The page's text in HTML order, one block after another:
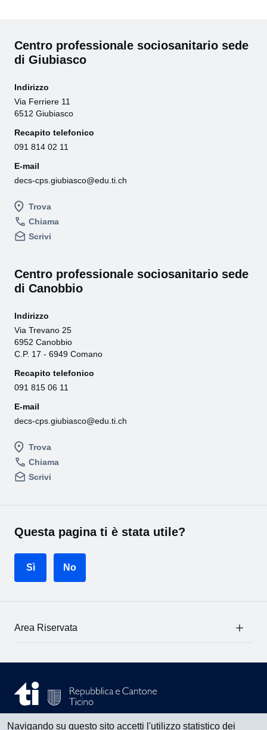
Navigando su questo sito accetti l'utilizzo statistico dei
Centro professionale sociosanitario sede
di Giubiasco
Trova
Chiama
Scrivi
Indirizzo
Via Ferriere 11
6512 Giubiasco
Recapito telefonico
091 814 02 11
E-mail
decs-cps.giubiasco@edu.ti.ch
Centro professionale sociosanitario sede
di Canobbio
Trova
Chiama
Scrivi
Indirizzo
Via Trevano 25
6952 Canobbio
C.P. 17 - 6949 Comano
Recapito telefonico
091 815 06 11
E-mail
decs-cps.giubiasco@edu.ti.ch
Questa pagina ti è stata utile?
Sì No
Area Riservata